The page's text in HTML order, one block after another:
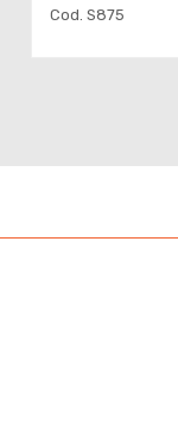
Cod. S875